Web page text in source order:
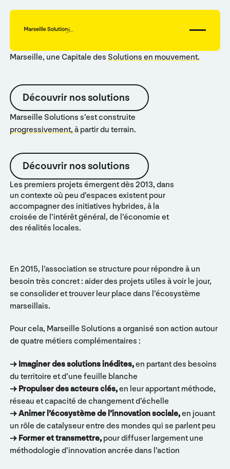
Marseille, une Capitale des Solutions en mouvement.
Découvrir nos solutions
Découvrir nos solutions
Marseille Solutions s’est construite
progressivement, à partir du terrain.
Découvrir nos solutions
Découvrir nos solutions
Les premiers projets émergent dès 2013, dans
un contexte où peu d’espaces existent pour
accompagner des initiatives hybrides, à la
croisée de l’intérêt général, de l’économie et
des réalités locales.
En 2015, l’association se structure pour répondre à un
besoin très concret : aider des projets utiles à voir le jour,
se consolider et trouver leur place dans l’écosystème
marseillais.
Pour cela, Marseille Solutions a organisé son action autour
de quatre métiers complémentaires :
→ Imaginer des solutions inédites,en partant des besoins
du territoire et d’une feuille blanche
→ Propulser des acteurs clés,en leur apportant méthode,
réseau et capacité de changement d’échelle
→ Animer l’écosystème de l’innovation sociale,en jouant
un rôle de catalyseur entre des mondes qui se parlent peu
→ Former et transmettre,pour diffuser largement une
méthodologie d’innovation ancrée dans l’action